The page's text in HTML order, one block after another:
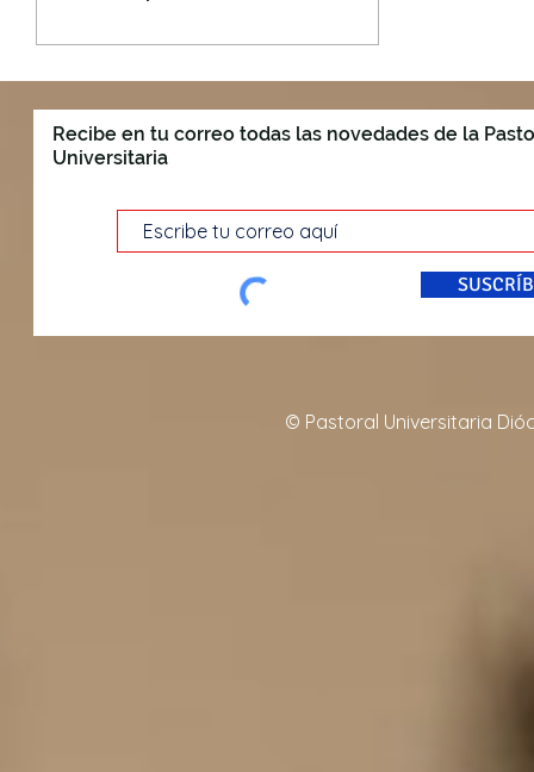
Recibe en tu correo todas las novedades de la
Universitaria
© Pastoral Universitaria